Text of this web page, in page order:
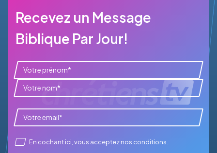
Recevez un Message
Biblique Par Jour!
En cochant ici, vous accepteznos conditions